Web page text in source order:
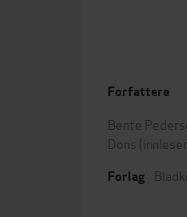
Forfattere
Bente
Dons
Forlag